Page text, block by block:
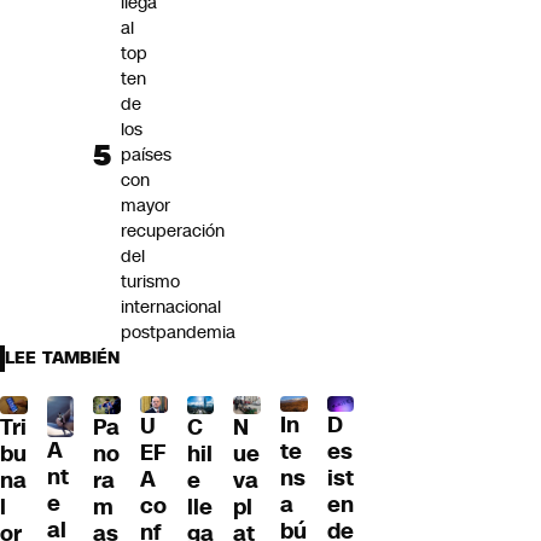
al
top
ten
de
los
países
con
mayor
recuperación
del
turismo
internacional
postpandemia
LEE TAMBIÉN
Tri
bu
na
l
or
A
nt
e
al
Pa
no
ra
m
as
U
EF
A
co
nf
C
hil
e
lle
ga
N
ue
va
pl
at
In
te
ns
a
bú
D
es
ist
en
de